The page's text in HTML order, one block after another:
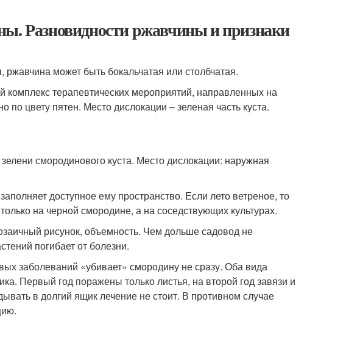
Разновидности ржавчины и признаки
может быть бокальчатая или столбчатая.
терапевтических мероприятий, направленных на
цвету пятен. Место дислокации – зеленая часть куста.
смородинового куста. Место дислокации: наружная
доступное ему пространство. Если лето ветреное, то
на черной смородине, а на соседствующих культурах.
рисунок, объемность. Чем дольше садовод не
погибает от болезни.
заболеваний «убивает» смородину не сразу. Оба вида
Первый год поражены только листья, на второй год завязи и
в долгий ящик лечение не стоит. В противном случае